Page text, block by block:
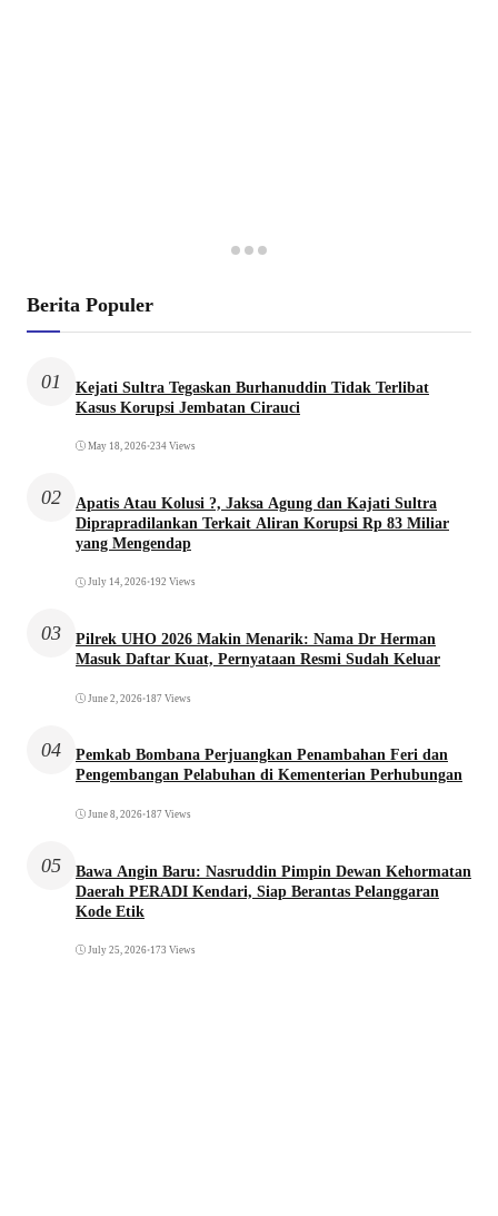
Berita Populer
01
Kejati Sultra Tegaskan Burhanuddin Tidak Terlibat
Kasus Korupsi Jembatan Cirauci
May 18, 2026•234 Views
02
Apatis Atau Kolusi ?, Jaksa Agung dan Kajati Sultra
Diprapradilankan Terkait Aliran Korupsi Rp 83 Miliar
yang Mengendap
July 14, 2026•192 Views
03
Pilrek UHO 2026 Makin Menarik: Nama Dr Herman
Masuk Daftar Kuat, Pernyataan Resmi Sudah Keluar
June 2, 2026•187 Views
04
Pemkab Bombana Perjuangkan Penambahan Feri dan
Pengembangan Pelabuhan di Kementerian Perhubungan
June 8, 2026•187 Views
05
Bawa Angin Baru: Nasruddin Pimpin Dewan Kehormatan
Daerah PERADI Kendari, Siap Berantas Pelanggaran
Kode Etik
July 25, 2026•173 Views